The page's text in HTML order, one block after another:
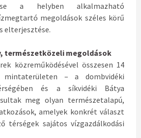
a helyben alkalmazható
megoldások széles körű
elterjesztése.
természetközeli megoldások
közreműködésével összesen 14
mintaterületen – a dombvidéki
és a síkvidéki Bátya
meg olyan természetalapú,
amelyek konkrét választ
térségek sajátos vízgazdálkodási